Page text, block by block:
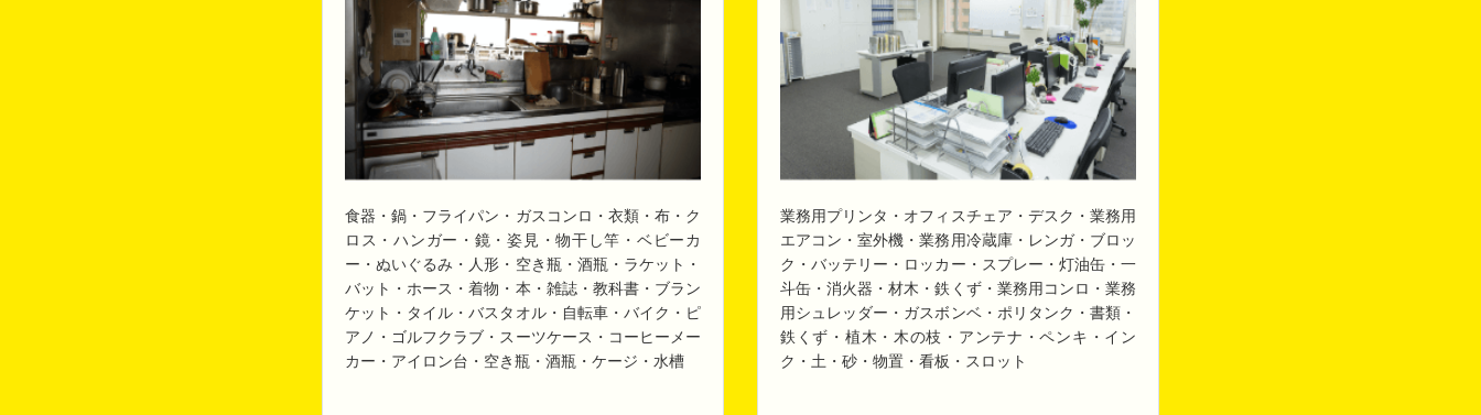
食器・鍋・フライパン・ガスコンロ・衣類・布・ク
ロス・ハンガー・鏡・姿見・物干し竿・ベビーカ
ー・ぬいぐるみ・人形・空き瓶・酒瓶・ラケット・
バット・ホース・着物・本・雑誌・教科書・ブラン
ケット・タイル・バスタオル・自転車・バイク・ピ
アノ・ゴルフクラブ・スーツケース・コーヒーメー
カー・アイロン台・空き瓶・酒瓶・ケージ・水槽
業務用プリンタ・オフィスチェア・デスク・業務用
エアコン・室外機・業務用冷蔵庫・レンガ・ブロッ
ク・バッテリー・ロッカー・スプレー・灯油缶・一
斗缶・消火器・材木・鉄くず・業務用コンロ・業務
用シュレッダー・ガスボンベ・ポリタンク・書類・
鉄くず・植木・木の枝・アンテナ・ペンキ・イン
ク・土・砂・物置・看板・スロット